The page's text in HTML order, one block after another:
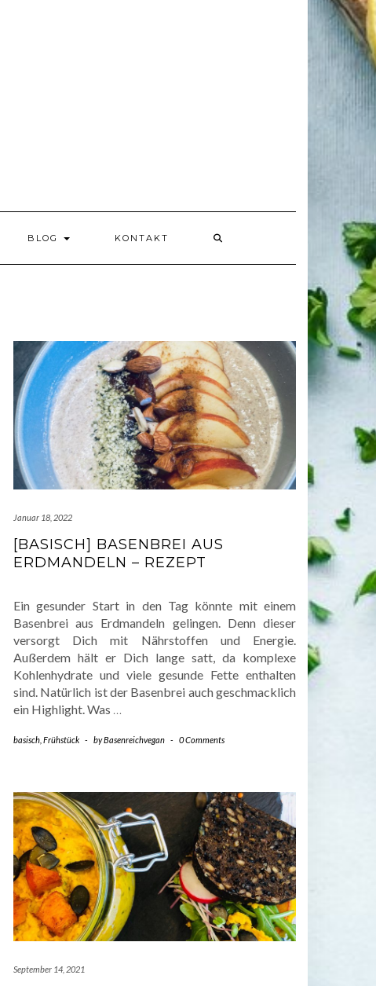
BLOG KONTAKT
Januar 18, 2022
[BASISCH] BASENBREI AUS
ERDMANDELN – REZEPT
Ein gesunder Start in den Tag könnte mit einem
Basenbrei aus Erdmandeln gelingen. Denn dieser
versorgt Dich mit Nährstoffen und Energie.
Außerdem hält er Dich lange satt, da komplexe
Kohlenhydrate und viele gesunde Fette enthalten
sind. Natürlich ist der Basenbrei auch geschmacklich
ein Highlight. Was …
basisch Frühstück - byBasenreichvegan - 0 Comments
September 14, 2021